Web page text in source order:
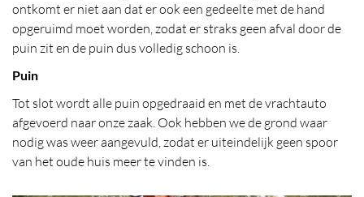
ontkomt er niet aan dat er ook een gedeelte met de hand
opgeruimd moet worden, zodat er straks geen afval door de
puin zit en de puin dus volledig schoon is.
Puin
Tot slot wordt alle puin opgedraaid en met de vrachtauto
afgevoerd naar onze zaak. Ook hebben we de grond waar
nodig was weer aangevuld, zodat er uiteindelijk geen spoor
van het oude huis meer te vinden is.